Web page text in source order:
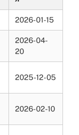
2026-01-15
2026-04-
20
2025-12-05
2026-02-10